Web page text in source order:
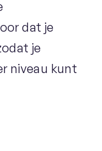
dat je
je
niveau kunt